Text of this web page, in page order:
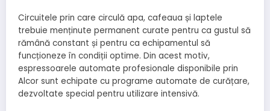
Circuitele prin care circulă apa, cafeaua și laptele
trebuie menținute permanent curate pentru ca gustul să
rămână constant și pentru ca echipamentul să
funcționeze în condiții optime. Din acest motiv,
espressoarele automate profesionale disponibile prin
Alcor sunt echipate cu programe automate de curățare,
dezvoltate special pentru utilizare intensivă.